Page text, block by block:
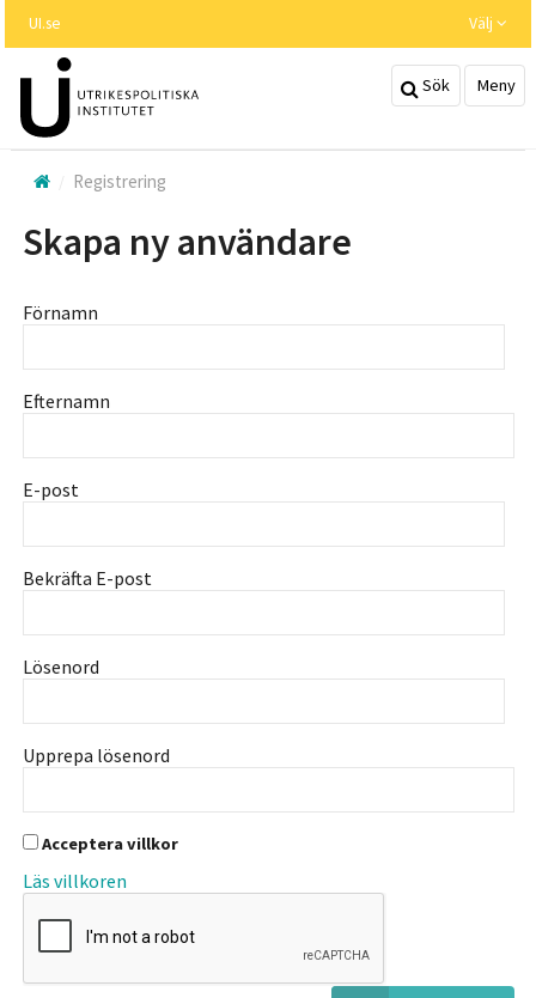
huvudinnehållet
UI.se Välj
Sök Meny
Registrering
Skapa ny användare
Förnamn
Efternamn
E-post
Bekräfta E-post
Lösenord
Upprepa lösenord
Acceptera villkor
Läs villkoren